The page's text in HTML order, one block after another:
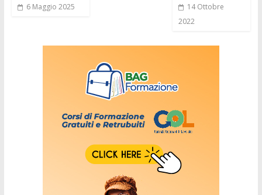
6 Maggio 2025
14 Ottobre
2022